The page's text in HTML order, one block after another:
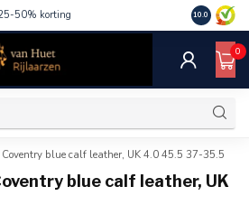
50% korting 10.0
0
blue calf leather, UK 4.0 45.5 37-35.5
blue calf leather, UK